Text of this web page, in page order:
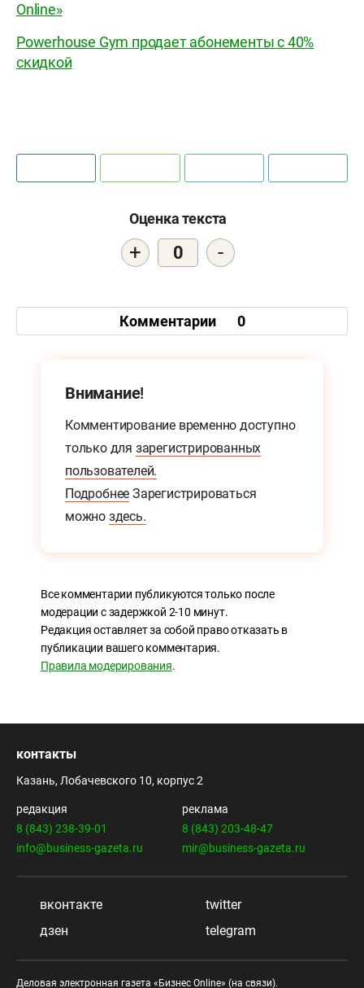
Online»
Powerhouse Gym продает абонементы с 40%
скидкой
Оценка текста
+ 0 -
Комментарии 0
Внимание!
Комментирование временно доступно
только для зарегистрированных
пользователей.
Подробнее Зарегистрироваться
можно здесь.
Все комментарии публикуются только после
модерации с задержкой 2-10 минут.
Редакция оставляет за собой право отказать в
публикации вашего комментария.
Правила модерирования.
контакты
Казань, Лобачевского 10, корпус 2
редакция
8 (843) 238-39-01
info@business-gazeta.ru
реклама
8 (843) 203-48-47
mir@business-gazeta.ru
вконтакте
twitter
дзен
telegram
Деловая электронная газета «Бизнес Online» (на связи).